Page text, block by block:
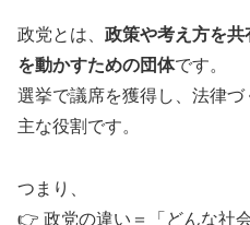
政党とは、 政策や考え方を
を動かすための団体です。
選挙で議席を獲得し、法律
主な役割です。
つまり、
👉 政党の違い＝「どんな社